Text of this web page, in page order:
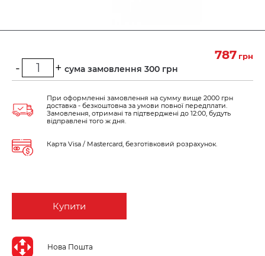
787 грн
Мінімальна сума замовлення 300 грн
- +
Купити
Нова Пошта
При оформленні замовлення на сумму вище 2000 грн
доставка - безкоштовна за умови повної передплати.
Замовлення, отримані та підтверджені до 12:00, будуть
відправлені того ж дня.
Карта Visa / Mastercard, безготівковий розрахунок.